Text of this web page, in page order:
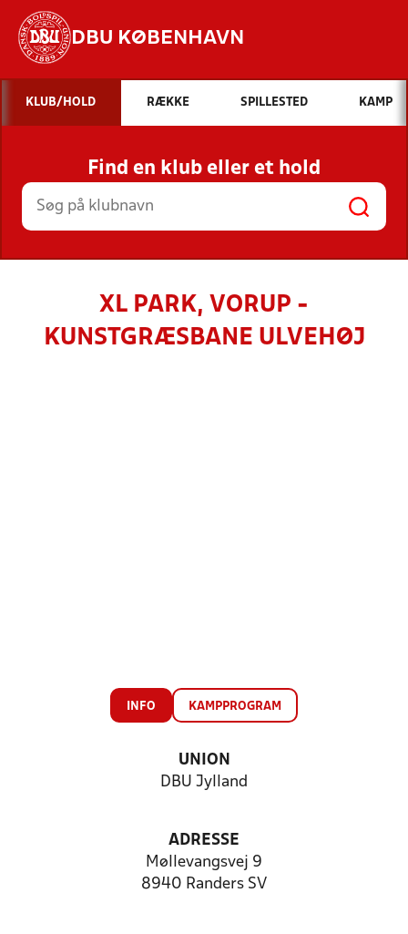
DBU KØBENHAVN
Hvad vil du søge efter?
INDHOLD OG NYHEDER
STILLINGER, RESULTATER, KLUBBER OG
HOLD
KLUB/HOLD RÆKKE SPILLESTED KAMP
Find en klub eller et hold
XL PARK, VORUP -
KUNSTGRÆSBANE ULVEHØJ
INFO KAMPPROGRAM
UNION
DBU Jylland
ADRESSE
Møllevangsvej 9
8940 Randers SV